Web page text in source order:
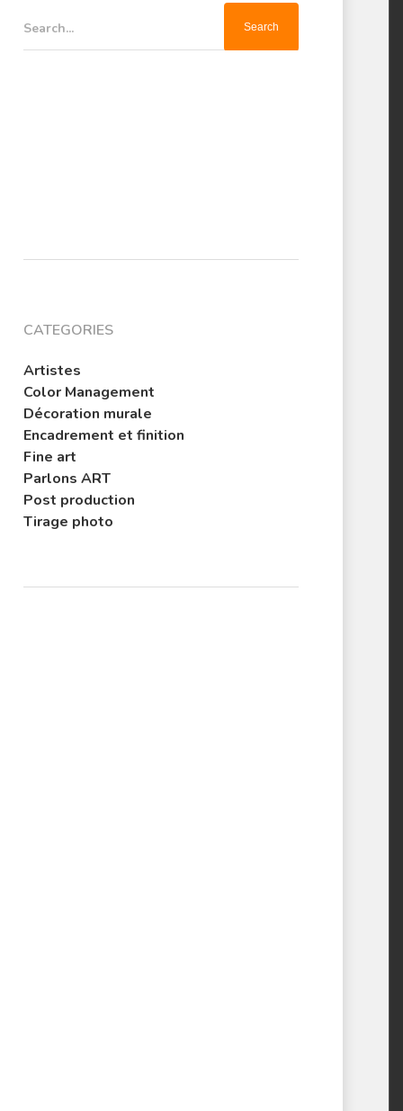
Search...
CATEGORIES
Artistes
Color Management
Décoration murale
Encadrement et finition
Fine art
Parlons ART
Post production
Tirage photo